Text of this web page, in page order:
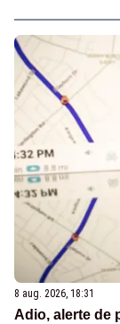
8 aug. 2026, 18:31
Adio, alerte de